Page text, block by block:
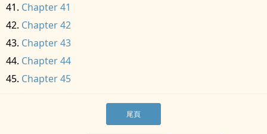
Chapter 41
Chapter 42
Chapter 43
Chapter 44
Chapter 45
尾頁